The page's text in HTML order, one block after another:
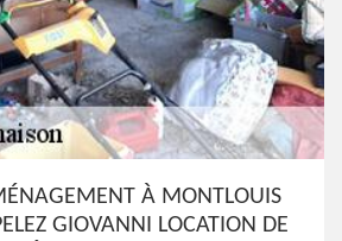
À MONTLOUIS
GIOVANNI LOCATION DE